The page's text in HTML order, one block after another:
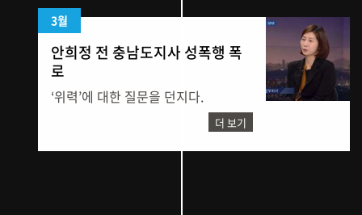
3월
안희정 전 충남도지사 성폭행 폭
로
‘위력’에 대한 질문을 던지다.
더 보기